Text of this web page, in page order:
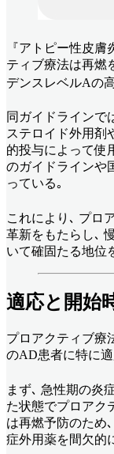
『アトピー性皮
ティブ療法は再燃
デンスレベルAの
同ガイドラインで
ステロイド外用剤
的投与によって使
のガイドラインや
っている｡
これにより､ プロ
革新をもたらし､
いて確固たる地位
適応と開始
プロアクティブ療
のAD患者に特に
まず､ 急性期の炎
た状態でプロアク
は再燃予防のため
症外用薬を間欠的